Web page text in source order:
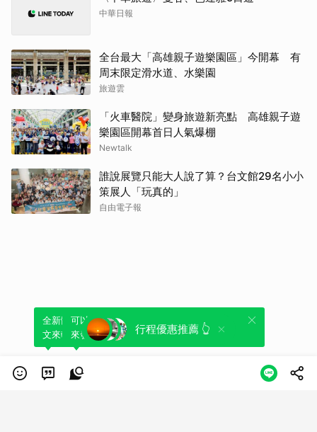
中華日報
全台最大「高雄親子遊樂園區」今開幕 有
周末限定滑水道、水樂園
旅遊雲
「火車醫院」變身旅遊新亮點 高雄親子遊
樂園區開幕首日人氣爆棚
Newtalk
誰說展覽只能大人說了算？台文館29名小小
策展人「玩真的」
自由電子報
行程優惠推薦 👆
全新體驗！一鍵引用此內容，透過發布貼
文來輕鬆表達個人立場。
可以轉發或引用此內容至自己的貼文中，
來發表您的評論或觀點。